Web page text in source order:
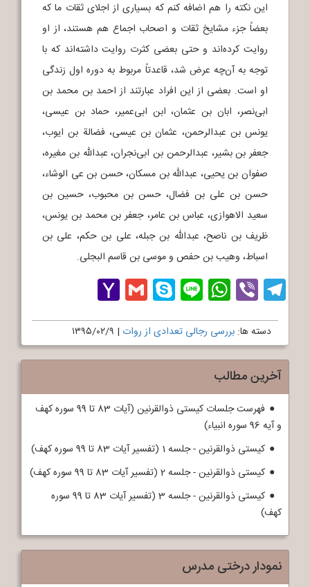
این نکته را هم اضافه کنم که بسیاری از اجلای ثقات ما که
بعضاً جزء مشایخ ثقات و اصحاب اجماع هم هستند، از او
روایت کرده‌اند و حتی بعضی کثرت روایت داشته‌اند که با
توجه به آن‌چه عرض شد، قاعدتاً مربوط به دوره اول زندگی
او است. بعضی از این افراد عبارتند از احمد بن محمد بن
ابی‌نصر، ابان بن عثمان، ابن ابی‌عمیر، حماد بن عیسی،
یونس بن عبدالرحمن، عثمان بن عیسی، فضالة بن ایوب،
جعفر بن بشیر، عبدالرحمن بن ابی‌نجران، عبدالله بن مغیره،
صفوان بن یحیی، عبدالله بن مسکان، حسن بن عی الوشاء،
حسن بن علی بن فضال، حسن بن محبوب، حسین بن
سعید الاهوازی، عباس بن عامر، جعفر بن محمد بن یونس،
ظریف بن ناصح، عبدالله بن جبله، علی بن حکم، علی بن
اسباط، وهیب بن حفص و موسی بن قاسم البجلی.
Telegram
Viber
WhatsApp
Line
Skype
Gmail
Mail
دسته ها: بررسی رجالی تعدادی از روات | ۱۳۹۵/۰۲/۹
آخرین مطالب
فهرست جلسات کیستی ذوالقرنین (آیات 83 تا 99 سوره کهف
و آیه 96 سوره انبیاء)
کیستی ذوالقرنین - جلسه 1 (تفسیر آیات 83 تا 99 سوره کهف)
کیستی ذوالقرنین - جلسه 2 (تفسیر آیات 83 تا 99 سوره کهف)
کیستی ذوالقرنین - جلسه 3 (تفسیر آیات 83 تا 99 سوره
کهف)
نمودار درختی مدرس